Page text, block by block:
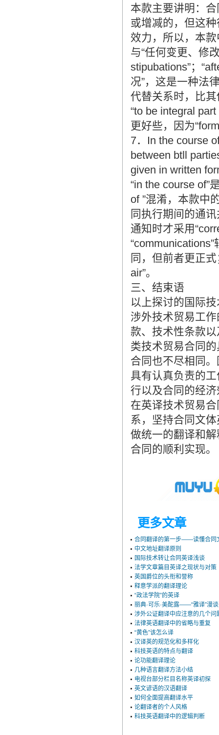
本款主要讲明：
或增减的，但这
效力，所以，本
与“任何变更、修
stipubations”；
况”，这是一种法
代替关系时，比
“to be integral
更好些，因为
7．In the course
between btll
given in written
“in the course of”
of ”混淆，本款中
同执行期间的通
通知时才采用
同，但前者更正
air”。
三、结束语
以上探讨的国际
涉外技术贸易工
款、技术性条款
类技术贸易合同
合同也不尽相同
具有认真负责的
行以及合同的经
在英译技术贸易
系，坚持合同文
做统一的翻译和
合同的顺利实现。
更多文章
合同翻译的第一步——读懂合同
中文地址翻译原则
国际技术转让合同英译浅谈
法学文章篇目英译之现状与对策
英国爵位的头衔和誉称
释意学派的翻译理论
“政法学院”的英译
丽典·可乐·美酡露——“雅译”漫谈
涉外公证翻译中应注意的几个问
法律英语翻译中的省略与重复
“黄色”该怎么译
汉译英的规范化和多样化
科技英语的特点与翻译
论功能翻译理论
几种语言翻译方法小结
电视台部分栏目名称英译初探
英文谚语的汉语翻译
如何全面提高翻译水平
论翻译者的个人风格
科技英语翻译中的逻辑判断